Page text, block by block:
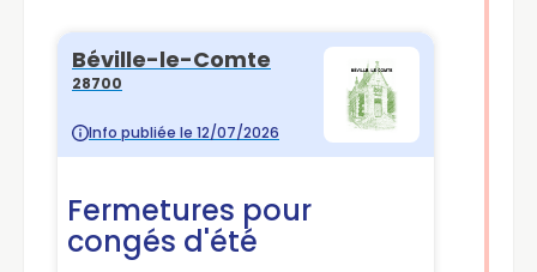
documents d'identité. Cependant vous pouvez
demander le renouvellement de votre carte d'identité
ou de votre passeport uniquement dans certaines
communes du département. Pour savoir lesquelles,
rendez-vous ici. Concernant les cartes grises, la
Inscription Cantine
Dossier pour l’inscription à la cantine pour l'année
scolaire 2026/2027.